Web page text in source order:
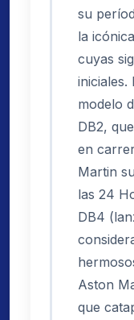
su
la
cuyas
iniciales.
modelo
DB2,
en
Martin
las 24
DB4
Aston
que